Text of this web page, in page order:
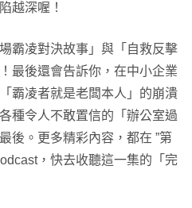
越深喔！
霸凌對決故事」與「自救反擊
最後還會告訴你，在中小企業
霸凌者就是老闆本人」的崩潰
種令人不敢置信的「辦公室過
後。更多精彩內容，都在 ”第
，快去收聽這一集的「完